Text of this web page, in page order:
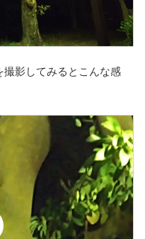
撮影してみるとこんな感